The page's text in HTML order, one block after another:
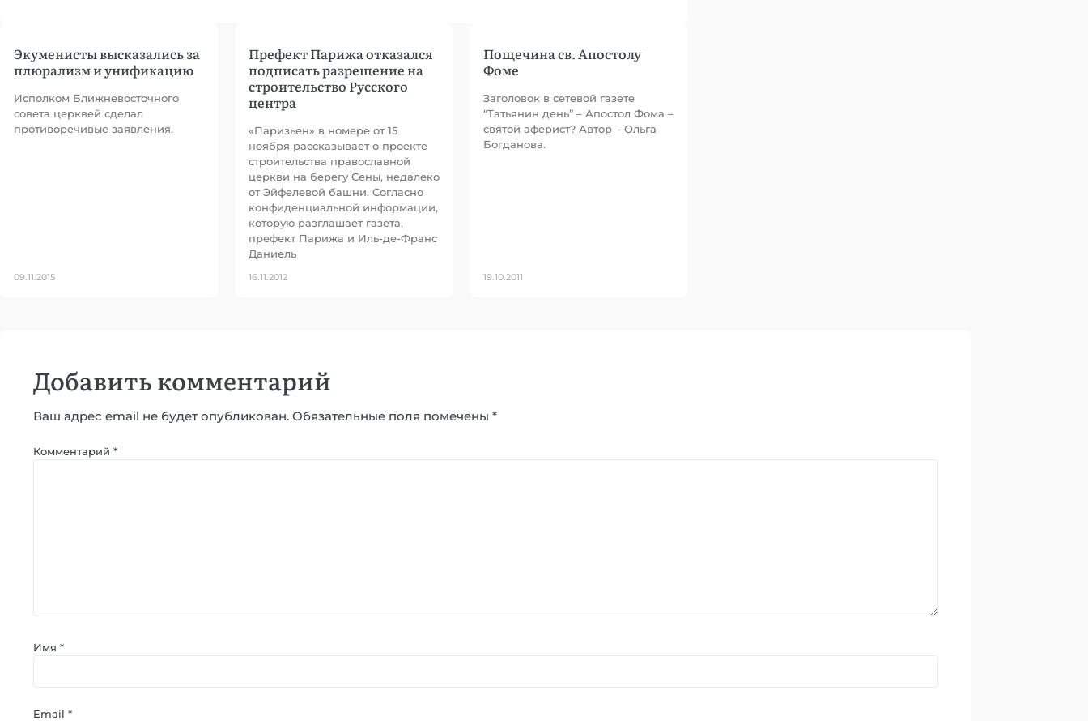
Экуменисты высказались за
плюрализм и унификацию
Исполком Ближневосточного
совета церквей сделал
противоречивые заявления.
09.11.2015
Префект Парижа отказался
подписать разрешение на
строительство Русского
центра
«Паризьен» в номере от 15
ноября рассказывает о проекте
строительства православной
церкви на берегу Сены, недалеко
от Эйфелевой башни. Согласно
конфиденциальной информации,
которую разглашает газета,
префект Парижа и Иль-де-Франс
Даниель
16.11.2012
Пощечина св. Апостолу
Фоме
Заголовок в сетевой газете
“Татьянин день” – Апостол Фома –
святой аферист? Автор – Ольга
Богданова.
19.10.2011
Добавить комментарий
Ваш адрес email не будет опубликован. Обязательные поля помечены *
Комментарий *
Имя *
Email *